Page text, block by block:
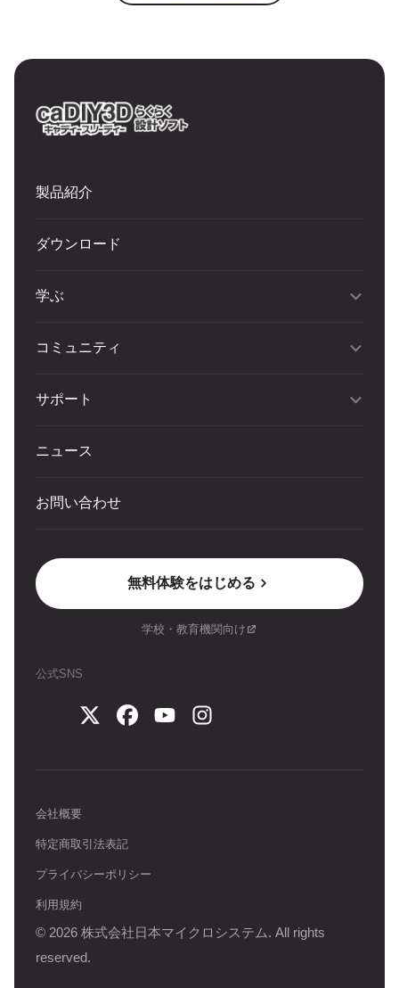
製品紹介
ダウンロード
学ぶ
コミュニティ
サポート
ニュース
お問い合わせ
無料体験をはじめる
学校・教育機関向け
公式SNS
会社概要
特定商取引法表記
プライバシーポリシー
利用規約
© 2026 株式会社日本マイクロシステム. All rights
reserved.